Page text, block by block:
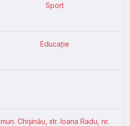
Sport
Educație
mun. Chişinău, str. Ioana Radu, nr.